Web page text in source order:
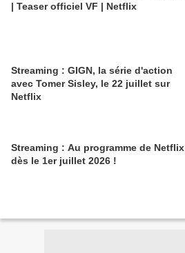
| Teaser officiel VF | Netflix
Streaming : GIGN, la série d'action
avec Tomer Sisley, le 22 juillet sur
Netflix
Streaming : Au programme de Netflix
dès le 1er juillet 2026 !